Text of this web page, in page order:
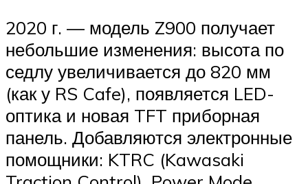
2020 г. — модель Z900 получает
небольшие изменения: высота по
седлу увеличивается до 820 мм
(как у RS Cafe), появляется LED-
оптика и новая TFT приборная
панель. Добавляются электронные
помощники: KTRC (Kawasaki